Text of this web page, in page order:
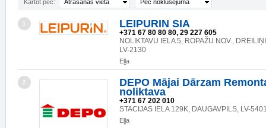
Kārtot pēc: Atrašanās vieta Pēc noklusējuma
1 LEIPURIN SIA
+371 67 80 80 80, 29 227 605
NOLIKTAVU IELA 5, ROPAŽU NOV.,
LV-2130
Eļļa
2
DEPO Mājai Dārzam
noliktava
+371 67 202 010
STACIJAS IELA 129K, DAUGAVPILS, LV-
Eļļa